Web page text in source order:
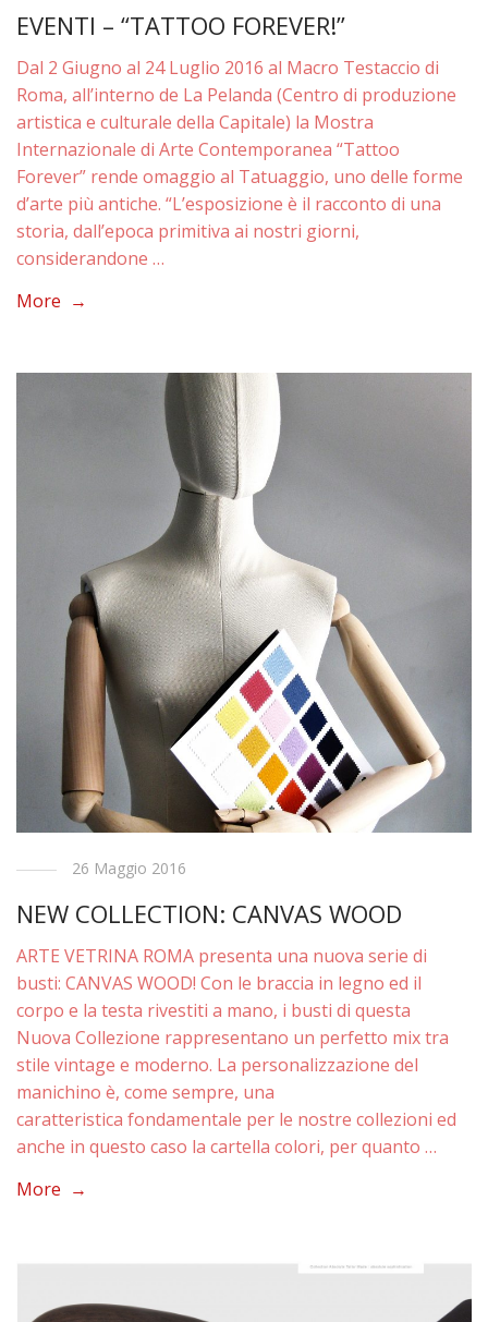
EVENTI – “TATTOO FOREVER!”
Dal 2 Giugno al 24 Luglio 2016 al Macro Testaccio di
Roma, all’interno de La Pelanda (Centro di produzione
artistica e culturale della Capitale) la Mostra
Internazionale di Arte Contemporanea “Tattoo
Forever” rende omaggio al Tatuaggio, uno delle forme
d’arte più antiche. “L’esposizione è il racconto di una
storia, dall’epoca primitiva ai nostri giorni,
considerandone …
More →
26 Maggio 2016
NEW COLLECTION: CANVAS WOOD
ARTE VETRINA ROMA presenta una nuova serie di
busti: CANVAS WOOD! Con le braccia in legno ed il
corpo e la testa rivestiti a mano, i busti di questa
Nuova Collezione rappresentano un perfetto mix tra
stile vintage e moderno. La personalizzazione del
manichino è, come sempre, una
caratteristica fondamentale per le nostre collezioni ed
anche in questo caso la cartella colori, per quanto …
More →